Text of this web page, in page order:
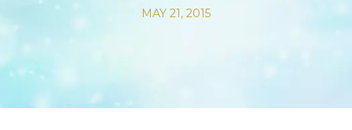
MAY 21, 2015